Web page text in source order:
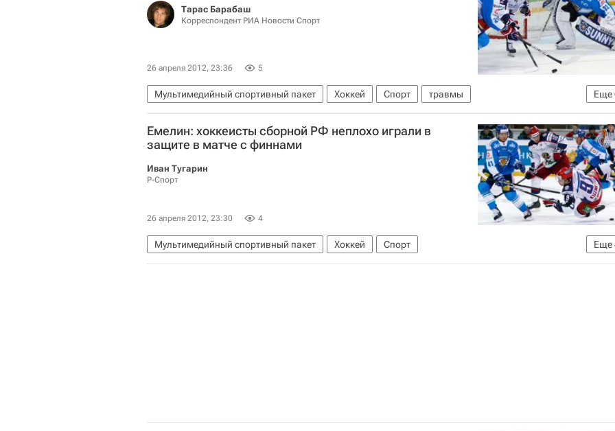
Тарас Барабаш
Корреспондент РИА Новости Спорт
26 апреля 2012, 23:36 5
Еще
Мультимедийный спортивный пакет Хоккей Спорт
травмы
Зинэтула Билялетдинов
Заключительный этап Евротура - Чешские хоккейные игры - завершился 29 апреля
Виктор Тихонов (хоккеист)
Емелин: хоккеисты сборной РФ неплохо играли в
защите в матче с финнами
Иван Тугарин
Р-Спорт
26 апреля 2012, 23:30 4
Еще
Мультимедийный спортивный пакет Хоккей
Спорт
Заключительный этап Евротура - Чешские хоккейные игры - завершился 29 апреля